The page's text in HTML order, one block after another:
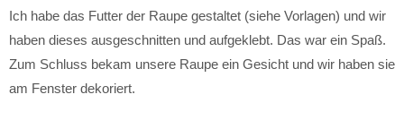
Ich habe das Futter der Raupe gestaltet (siehe Vorlagen) und wir
haben dieses ausgeschnitten und aufgeklebt. Das war ein Spaß.
Zum Schluss bekam unsere Raupe ein Gesicht und wir haben sie
am Fenster dekoriert.